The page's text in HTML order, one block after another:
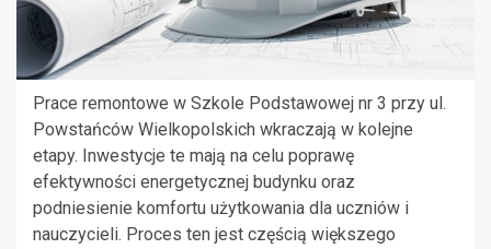
Prace remontowe w Szkole Podstawowej nr 3 przy ul.
Powstańców Wielkopolskich wkraczają w kolejne
etapy. Inwestycje te mają na celu poprawę
efektywności energetycznej budynku oraz
podniesienie komfortu użytkowania dla uczniów i
nauczycieli. Proces ten jest częścią większego